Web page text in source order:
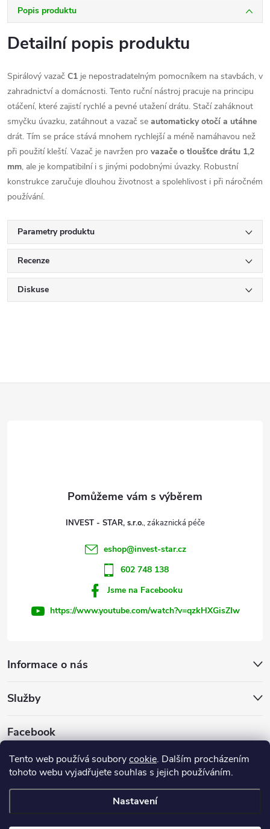
Tento web používá souborycookie. Dalším procházením
tohoto webu vyjadřujete souhlas s jejich používáním.
Nastavení
Popis produktu
Detailní popis produktu
Spirálový vazač C1 je nepostradatelným pomocníkem na stavbách, v
zahradnictví a domácnosti. Tento ruční nástroj pracuje na principu
otáčení, které zajistí rychlé a pevné utažení drátu. Stačí zaháknout
smyčku úvazku, zatáhnout a vazač se automaticky otočí a utáhne
drát. Tím se práce stává mnohem rychlejší a méně namáhavou než
při použití kleští. Vazač je navržen pro vazače o tloušťce drátu 1,2
mm, ale je kompatibilní i s jinými podobnými úvazky. Robustní
konstrukce zaručuje dlouhou životnost a spolehlivost i při náročném
používání.
Parametry produktu
Recenze
Diskuse
Informace o nás
Služby
Facebook
INVEST - STAR, s.r.o.
eshop@invest-star.cz
602 748 138
Jsme na Facebooku
https://www.youtube.com/watch?v=qzkHXGisZIw